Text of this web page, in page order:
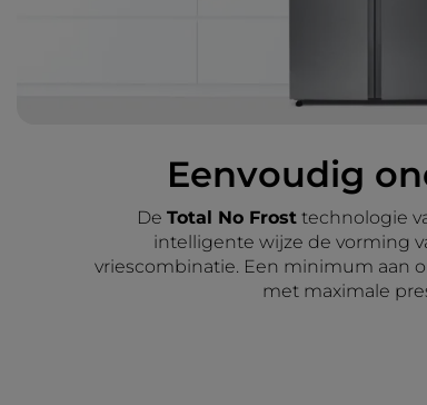
Eenvoudig
De Total No Frosttechnologie
intelligente wijze de vorming
vriescombinatie. Een minimum aan
met maximale